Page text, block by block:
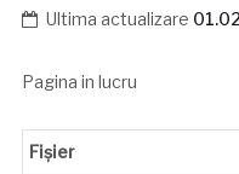
Ultima actualizare
Pagina in lucru
Fișier